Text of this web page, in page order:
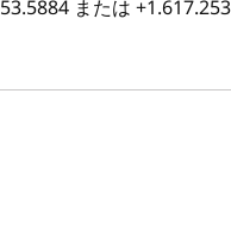
または